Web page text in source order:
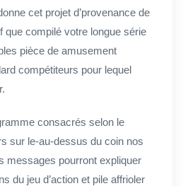
cet projet d’provenance de
que compilé votre longue série
pièce de amusement
compétiteurs pour lequel
consacrés selon le
sur le-au-dessus du coin nos
messages pourront expliquer
du jeu d’action et pile affrioler